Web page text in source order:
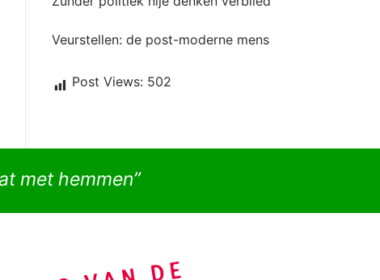
Veurstellen: de post-moderne mens
Post Views: 502
met hemmen”